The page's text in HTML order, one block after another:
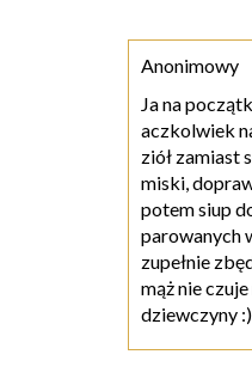
Anonimowy
Ja na
aczkolwiek
ziół zamiast
miski,
potem siup
parowanych
zupełnie
mąż nie
dziewczyny :)